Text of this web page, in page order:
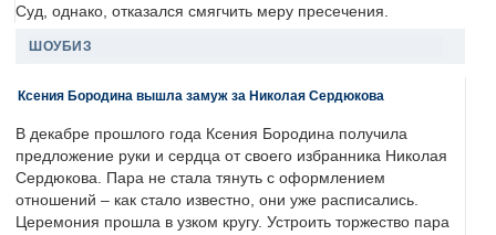
Суд, однако, отказался смягчить меру пресечения.
ШОУБИЗ
Ксения Бородина вышла замуж за Николая Сердюкова
В декабре прошлого года Ксения Бородина получила
предложение руки и сердца от своего избранника Николая
Сердюкова. Пара не стала тянуть с оформлением
отношений – как стало известно, они уже расписались.
Церемония прошла в узком кругу. Устроить торжество пара